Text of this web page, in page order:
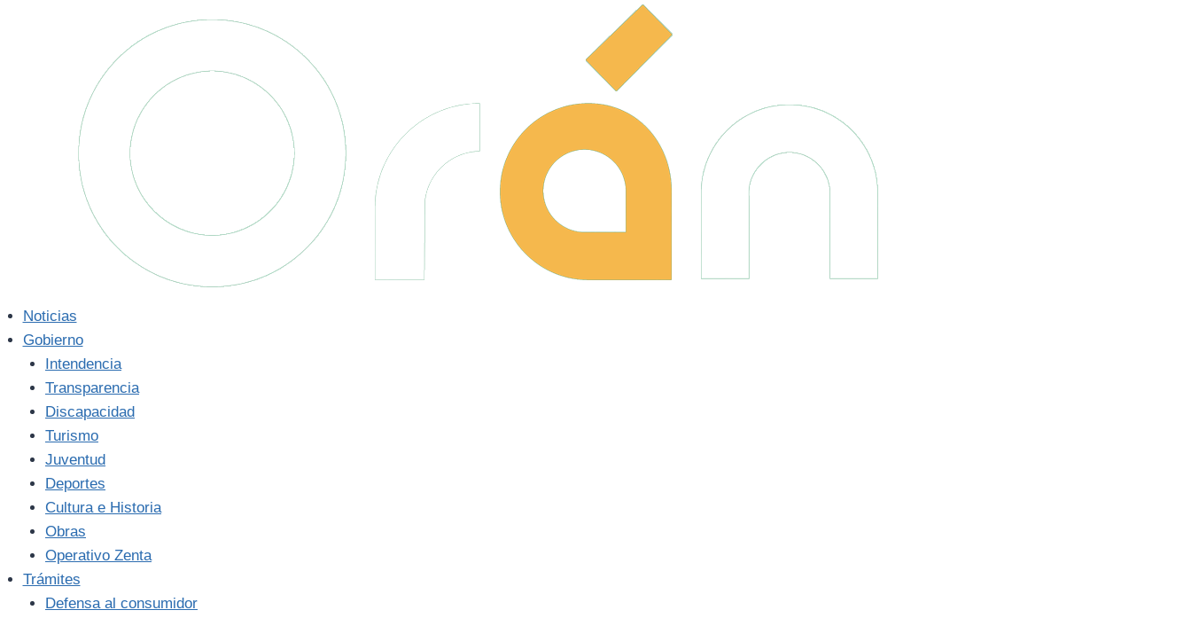
Noticias
Gobierno
Intendencia
Transparencia
Discapacidad
Turismo
Juventud
Deportes
Cultura e Historia
Obras
Operativo Zenta
Trámites
Defensa al consumidor